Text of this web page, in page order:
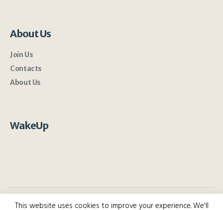
About Us
Join Us
Contacts
About Us
WakeUp
This website uses cookies to improve your experience. We'll